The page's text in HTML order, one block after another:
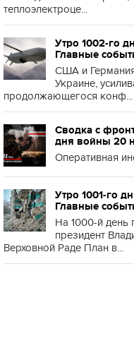
теплоэлектроце...
Утро 1002-го
Главные
США и
Украине,
продолжающегося конф...
Сводка с
дня войны 20
Оперативная
Утро 1001-го
Главные
На 1000-й день
президент
Верховной Раде План в...